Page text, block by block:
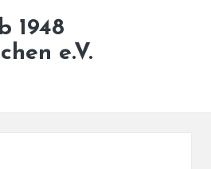
1948
e.V.